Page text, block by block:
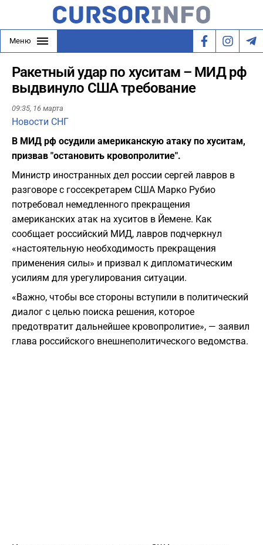
Меню
Ракетный удар по хуситам – МИД рф
выдвинуло США требование
09:35, 16 марта
Новости СНГ
В МИД рф осудили американскую атаку по хуситам,
призвав "остановить кровопролитие".
Министр иностранных дел россии сергей лавров в
разговоре с госсекретарем США Марко Рубио
потребовал немедленного прекращения
американских атак на хуситов в Йемене. Как
сообщает российский МИД, лавров подчеркнул
«настоятельную необходимость прекращения
применения силы» и призвал к дипломатическим
усилиям для урегулирования ситуации.
«Важно, чтобы все стороны вступили в политический
диалог с целью поиска решения, которое
предотвратит дальнейшее кровопролитие», — заявил
глава российского внешнеполитического ведомства.